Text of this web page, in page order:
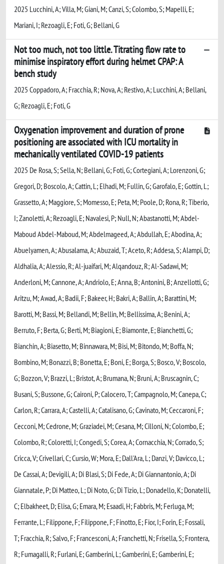
2025 Lucchini, A; Villa, M; Giani, M; Canzi, S; Colombo, S; Mapelli, E;
Mariani, I; Rezoagli, E; Foti, G; Bellani, G
Not too much, not too little. Titrating flow rate to
minimise inspiratory effort during helmet CPAP: A
bench study
2025 Coppadoro, A; Fracchia, R; Nova, A; Restivo, A; Lucchini, A; Bellani,
G; Rezoagli, E; Foti, G
Oxygenation improvement and duration of prone
positioning are associated with ICU mortality in
mechanically ventilated COVID-19 patients
2025 De Rosa, S; Sella, N; Bellani, G; Foti, G; Cortegiani, A; Lorenzoni, G;
Gregori, D; Boscolo, A; Cattin, L; Elhadi, M; Fullin, G; Garofalo, E; Gottin, L;
Grassetto, A; Maggiore, S; Momesso, E; Peta, M; Poole, D; Rona, R; Tiberio,
I; Zanoletti, A; Rezoagli, E; Navalesi, P; Null, N; Abastanotti, M; Abdel-
Maboud Abdel-Maboud, M; Abdelmageed, A; Abdullah, E; Abodina, A;
Abuelyamen, A; Abusalama, A; Abuzaid, T; Aceto, R; Addesa, S; Alampi, D;
Aldhalia, A; Alessio, R; Al-juaifari, M; Alqandouz, R; Al-Sadawi, M;
Anderloni, M; Cannone, A; Andriolo, E; Anna, B; Antonini, B; Anzellotti, G;
Aritzu, M; Awad, A; Badii, F; Bakeer, H; Bakri, A; Ballin, A; Barattini, M;
Barotti, M; Bassi, M; Bellandi, M; Bellin, M; Bellissima, A; Benini, A;
Berruto, F; Berta, G; Berti, M; Biagioni, E; Biamonte, E; Bianchetti, G;
Bianchin, A; Biasetto, M; Binnawara, M; Bisi, M; Bitondo, M; Boffa, N;
Bombino, M; Bonazzi, B; Bonetta, E; Boni, E; Borga, S; Bosco, V; Boscolo,
G; Bozzon, V; Brazzi, L; Bristot, A; Brumana, N; Bruni, A; Bruscagnin, C;
Busani, S; Bussone, G; Caironi, P; Calocero, T; Campagnolo, M; Canepa, C;
Carlon, R; Carrara, A; Castelli, A; Catalisano, G; Cavinato, M; Ceccaroni, F;
Cecconi, M; Cedrone, M; Graziadei, M; Cesana, M; Cilloni, N; Colombo, E;
Colombo, R; Coloretti, I; Congedi, S; Corea, A; Cornacchia, N; Corrado, S;
Cricca, V; Crivellari, C; Cursio, W; Mora, E; Dall'Ara, L; Danzi, V; Davicco, L;
De Cassai, A; Devigili, A; Di Blasi, S; Di Fede, A; Di Giannantonio, A; Di
Giannatale, P; Di Matteo, L; Di Noto, G; Di Tizio, L; Donadello, K; Donatelli,
C; Elbakheet, D; Elisa, G; Emara, M; Esaadi, H; Fabbris, M; Ferluga, M;
Ferrante, L; Filippone, F; Filippone, F; Finotto, E; Fior, I; Forin, E; Fossali,
T; Fracchia, R; Salvo, F; Francesconi, A; Franchetti, N; Frisella, S; Frontera,
R; Fumagalli, R; Furlani, E; Gamberini, L; Gamberini, E; Gamberini, E;